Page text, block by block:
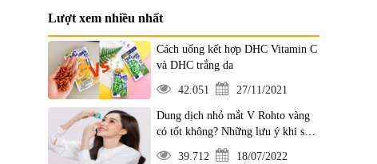
Lượt xem nhiều nhất
Cách uống kết hợp DHC Vitamin C
và DHC trắng da
42.051 27/11/2021
Dung dịch nhỏ mắt V Rohto vàng
có tốt không? Những lưu ý khi sử
dụng
39.712 18/07/2022